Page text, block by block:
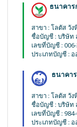
ธนาคาร
สาขา : โลตัส วัง
ชื่อบัญชี : บริษัท
เลขที่บัญชี :
ประเภทบัญชี :
ธนาคา
สาขา : โลตัส วัง
ชื่อบัญชี : บริษัท
เลขที่บัญชี :
ประเภทบัญชี :